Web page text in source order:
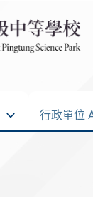
行政單位